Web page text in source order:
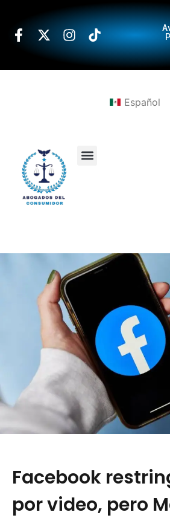
Español
Facebook
por video, pero